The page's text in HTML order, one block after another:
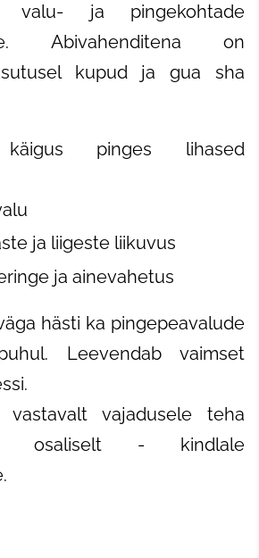
valu- ja pingekohtade
Abivahenditena on
kupud ja gua sha
käigus pinges lihased
ja liigeste liikuvus
ja ainevahetus
hästi ka pingepeavalude
Leevendab vaimset
vastavalt vajadusele teha
osaliselt - kindlale